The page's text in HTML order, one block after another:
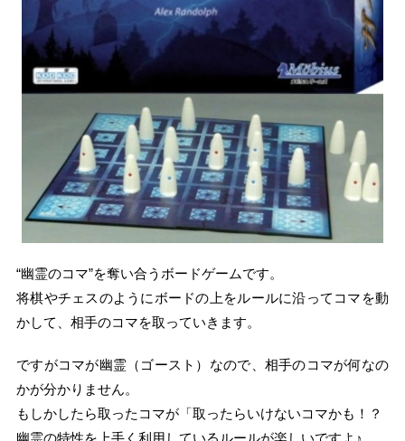
“幽霊のコマ”を奪い合うボードゲームです。
将棋やチェスのようにボードの上をルールに沿ってコマを動
かして、相手のコマを取っていきます。
ですがコマが幽霊（ゴースト）なので、相手のコマが何なの
かが分かりません。
もしかしたら取ったコマが「取ったらいけないコマかも！？
幽霊の特性を上手く利用しているルールが楽しいですよ♪